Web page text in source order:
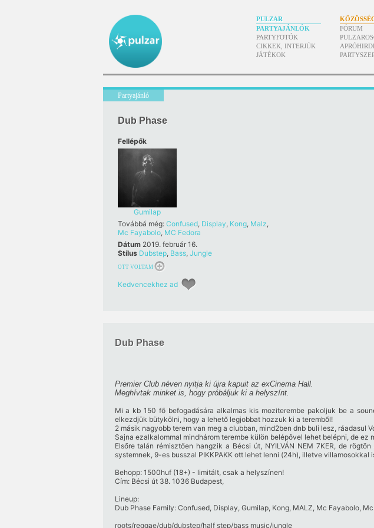
PULZAR
PARTYAJÁNLÓK
PARTYFOTÓK
CIKKEK, INTERJÚK
JÁTÉKOK
FÓRUM
Partyajánló
Dub Phase
Fellépők
Gumilap
Továbbá még: Confused, Display, Kong, Malz,
Mc Fayabolo, MC Fedora
Dátum 2019. február 16.
Stílus Dubstep, Bass, Jungle
OTT VOLTAM
Kedvencekhez ad
Dub Phase
Premier Club néven nyitja ki újra kapuit az exCinema Hall.
Meghívtak minket is, hogy próbáljuk ki a helyszínt.
Mi a kb 150 fő befogadására alkalmas kis moziterembe pakoljuk be a
elkezdjük bütykölni, hogy a lehető legjobbat hozzuk ki a teremből!
2 másik nagyobb terem van meg a clubban, mind2ben dnb buli lesz,
Sajna ezalkalommal mindhárom terembe külön belépővel lehet belépni, de ez
Elsőre talán rémisztően hangzik a Bécsi út, NYILVÁN NEM 7KER, de
systemnek, 9-es busszal PIKKPAKK ott lehet lenni (24h), illetve
Behopp: 1500huf (18+) - limitált, csak a helyszínen!
Cím: Bécsi út 38. 1036 Budapest,
Lineup:
Dub Phase Family: Confused, Display, Gumilap, Kong, MALZ, Mc Fayabolo,
roots/reggae/dub/dubstep/half step/bass music/jungle